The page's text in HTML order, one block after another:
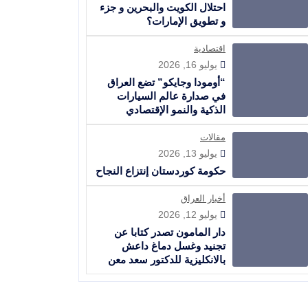
احتلال الكويت والبحرين و جزء
و تطويق الإمارات؟
اقتصادية
يوليو 16, 2026
“أومودا وجايكو” تضع العراق
في صدارة عالم السيارات
الذكية والنمو الإقتصادي
مقالات
يوليو 13, 2026
حكومة كوردستان إنتزاع النجاح
أخبار العراق
يوليو 12, 2026
دار المامون تصدر كتابا عن
تجنيد وغسل دماغ داعش
بالانكليزية للدكتور سعد معن